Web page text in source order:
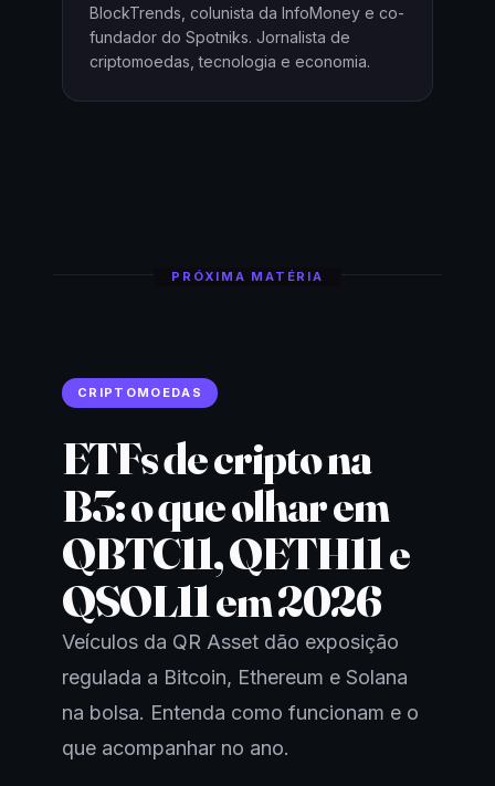
BlockTrends, colunista da InfoMoney e co-
fundador do Spotniks. Jornalista de
criptomoedas, tecnologia e economia.
PRÓXIMA MATÉRIA
CRIPTOMOEDAS
ETFs de cripto na
B3: o que olhar em
QBTC11, QETH11 e
QSOL11 em 2026
Veículos da QR Asset dão exposição
regulada a Bitcoin, Ethereum e Solana
na bolsa. Entenda como funcionam e o
que acompanhar no ano.